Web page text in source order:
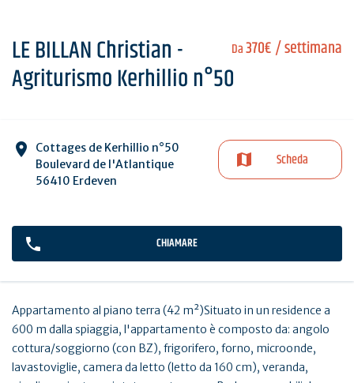
Da370€/ settimana
LE BILLAN Christian -
Agriturismo Kerhillio n°50
Cottages de Kerhillio n°50
Boulevard de l'Atlantique
56410 Erdeven
Scheda
CHIAMARE
Appartamento al piano terra (42 m²)Situato in un residence a
600 m dalla spiaggia, l'appartamento è composto da: angolo
cottura/soggiorno (con BZ), frigorifero, forno, microonde,
lavastoviglie, camera da letto (letto da 160 cm), veranda,